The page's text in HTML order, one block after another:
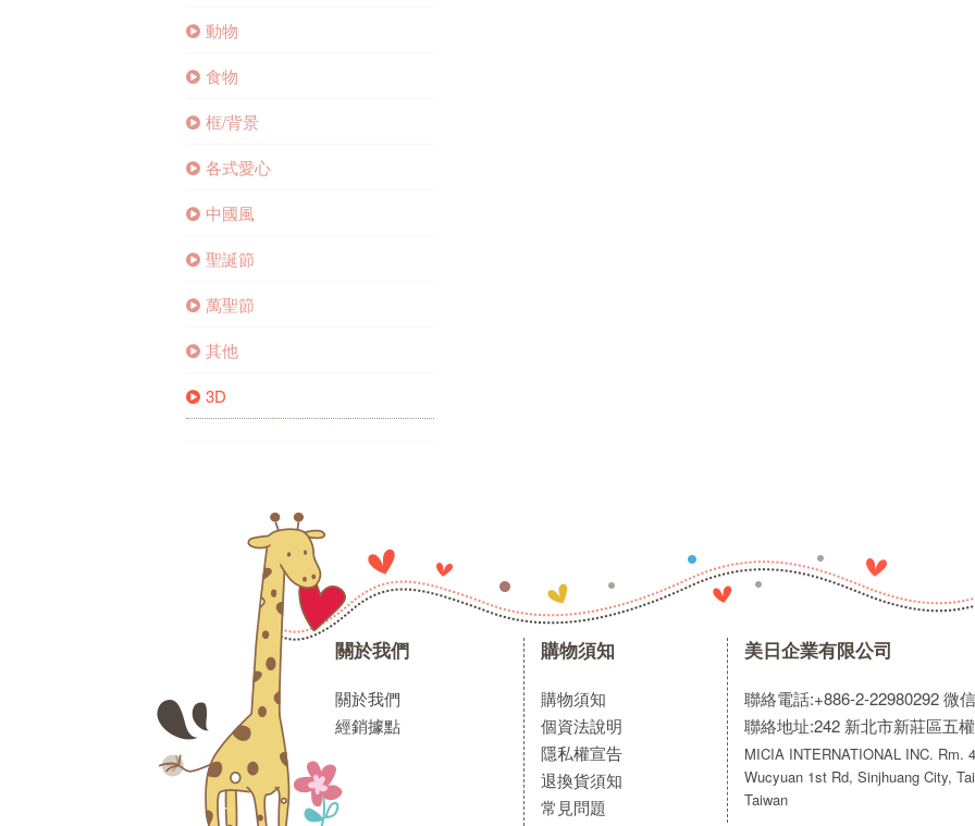
動物
食物
框/背景
各式愛心
中國風
聖誕節
萬聖節
其他
3D
關於我們
關於我們
經銷據點
購物須知
購物須知
個資法說明
隱私權宣告
退換貨須知
常見問題
美日企業有限公司
聯絡電話:+886-2-22980292微
聯絡地址:242 新北市新莊區五
MICIA INTERNATIONAL INC. Rm.
Wucyuan 1st Rd, Sinjhuang City,
Taiwan